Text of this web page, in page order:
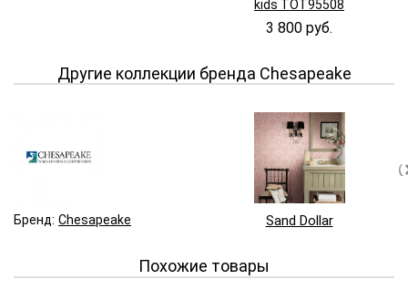
kids TOT95508
3 800 руб.
Другие коллекции бренда Chesapeake
Бренд: Chesapeake Sand Dollar
Похожие товары